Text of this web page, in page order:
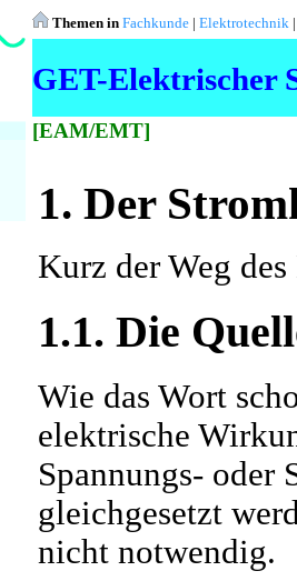
Themen in Fachkunde | Elektrotechnik
GET-Elektrischer
[EAM/EMT]
1. Der
Kurz der Weg
1.1. Die
Wie das Wort
elektrische
Spannungs- oder
gleichgesetzt
nicht notwendig.